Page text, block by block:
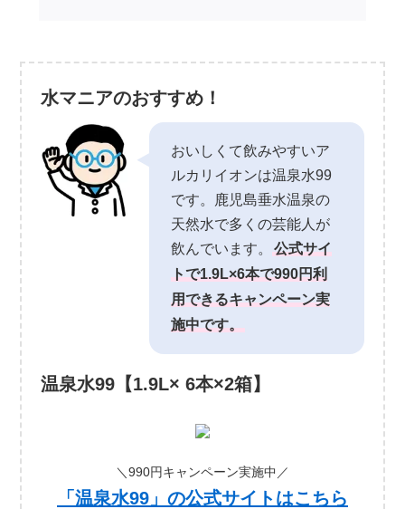
水マニアのおすすめ！
おいしくて飲みやすいア
ルカリイオンは温泉水99
です。鹿児島垂水温泉の
天然水で多くの芸能人が
飲んでいます。公式サイ
トで1.9L×6本で990円利
用できるキャンペーン実
施中です。
温泉水99【1.9L× 6本×2箱】
＼990円キャンペーン実施中／
「温泉水99」の公式サイトはこちら